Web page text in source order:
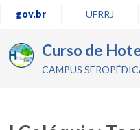
gov.br UFRRJ
Curso de
CAMPUS